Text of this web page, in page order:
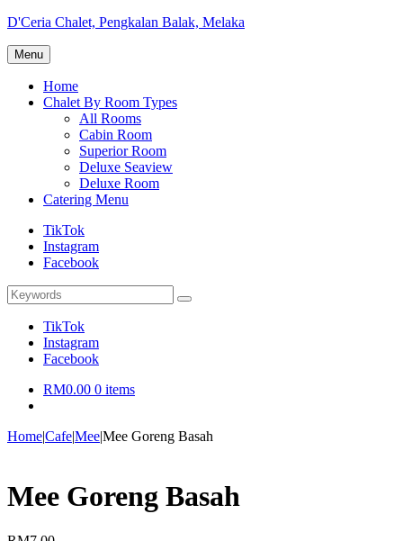
Skip
content
D'Ceria Chalet, Pengkalan Balak, Melaka
Terdapat
Sehingga
Menu
Home
Chalet By Room Types
All Rooms
Cabin Room
Superior Room
Deluxe Seaview
Deluxe Room
Catering Menu
TikTok
Instagram
Facebook
Search
for:
Search
TikTok
Instagram
Facebook
RM0.00 0 items
Home|Cafe|Mee|Mee Goreng Basah
Mee Goreng Basah